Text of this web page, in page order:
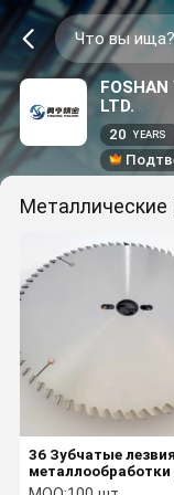
FOSHAN
LTD.
20 YEARS
36 Зубчатые
тяжелых и прочных